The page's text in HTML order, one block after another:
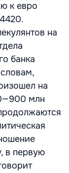
к евро
на
банка
на
млн
в первую